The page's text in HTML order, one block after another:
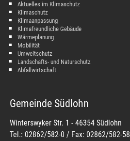
Aktuelles im Klimaschutz
Klimaschutz
Klimaanpassung
Klimafreundliche Gebäude
Wärmeplanung
Mobilität
Umweltschutz
Landschafts- und Naturschutz
Abfallwirtschaft
Gemeinde Südlohn
Winterswyker Str. 1 - 46354 Südlohn
Tel.: 02862/582-0 / Fax: 02862/582-58